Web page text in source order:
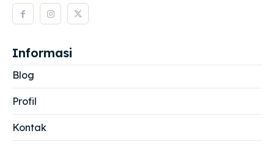
Informasi
Blog
Profil
Kontak